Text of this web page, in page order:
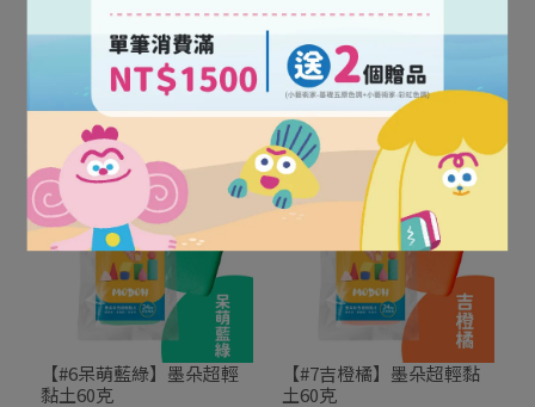
【#4娃娃膚】墨朵超輕黏
土60克
NT$79
加入購物車
【#5青草綠】墨朵超輕黏
NT$69NT$79
加入購物車
【#6呆萌藍綠】墨朵超輕
黏土60克
【#7吉橙橘】墨朵超輕黏
土60克